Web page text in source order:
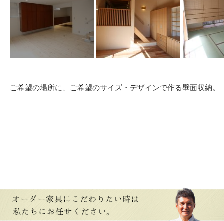
ご希望の場所に、ご希望のサイズ・デザインで作る壁面収納。